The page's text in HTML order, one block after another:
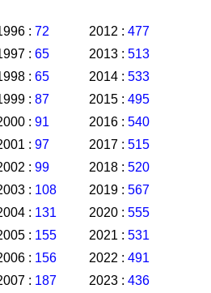
: 72
: 65
: 65
: 87
: 91
: 97
: 99
: 108
: 131
: 155
: 156
: 187
2012 : 477
2013 : 513
2014 : 533
2015 : 495
2016 : 540
2017 : 515
2018 : 520
2019 : 567
2020 : 555
2021 : 531
2022 : 491
2023 : 436